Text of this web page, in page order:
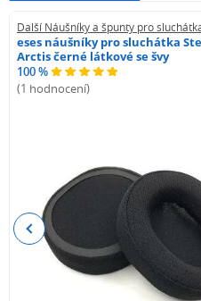
Další Náušníky a špunty pro
eses náušníky pro sluchátka
Arctis černé látkové se švy
100 %
(1 hodnocení)
Previous